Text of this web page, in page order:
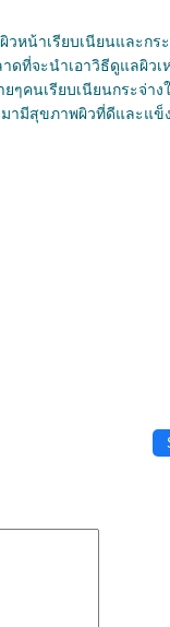
น้าเรียบเนียนและกร
ที่จะนำเอาวิธีดูแลผิว
คนเรียบเนียนกระจ่าง
ามีสุขภาพผิวที่ดีและแข็